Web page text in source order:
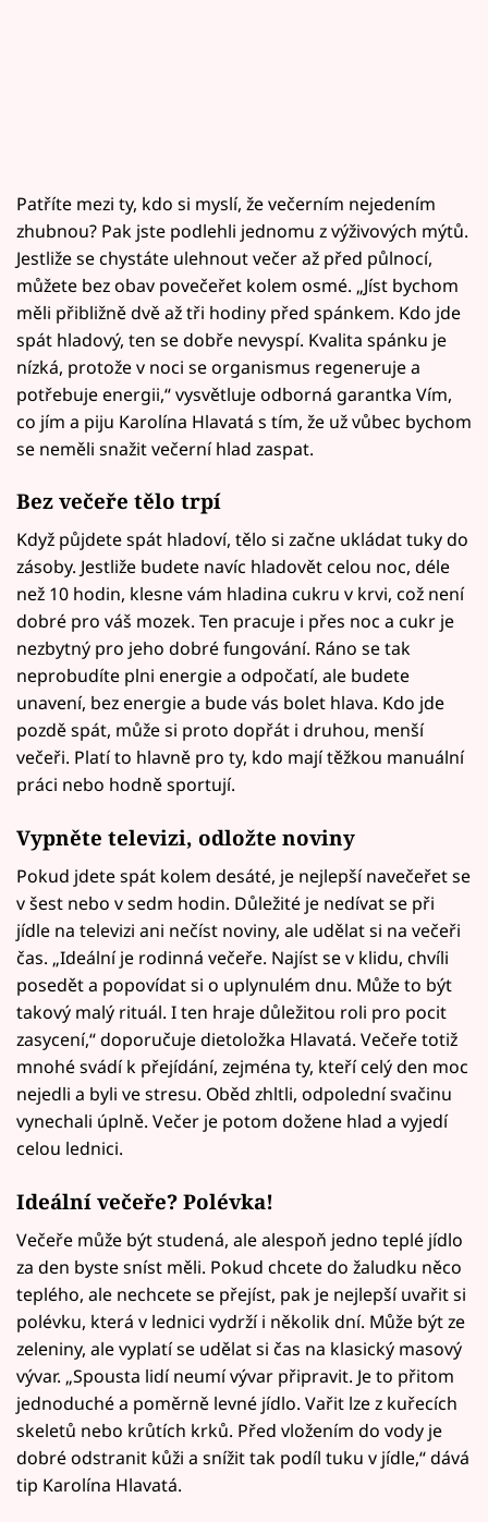
Patříte mezi ty, kdo si myslí, že večerním nejedením
zhubnou? Pak jste podlehli jednomu z výživových mýtů.
Jestliže se chystáte ulehnout večer až před půlnocí,
můžete bez obav povečeřet kolem osmé. „Jíst bychom
měli přibližně dvě až tři hodiny před spánkem. Kdo jde
spát hladový, ten se dobře nevyspí. Kvalita spánku je
nízká, protože v noci se organismus regeneruje a
potřebuje energii,“ vysvětluje odborná garantka Vím,
co jím a piju Karolína Hlavatá s tím, že už vůbec bychom
se neměli snažit večerní hlad zaspat.
Bez večeře tělo trpí
Když půjdete spát hladoví, tělo si začne ukládat tuky do
zásoby. Jestliže budete navíc hladovět celou noc, déle
než 10 hodin, klesne vám hladina cukru v krvi, což není
dobré pro váš mozek. Ten pracuje i přes noc a cukr je
nezbytný pro jeho dobré fungování. Ráno se tak
neprobudíte plni energie a odpočatí, ale budete
unavení, bez energie a bude vás bolet hlava. Kdo jde
pozdě spát, může si proto dopřát i druhou, menší
večeři. Platí to hlavně pro ty, kdo mají těžkou manuální
práci nebo hodně sportují.
Vypněte televizi, odložte noviny
Pokud jdete spát kolem desáté, je nejlepší navečeřet se
v šest nebo v sedm hodin. Důležité je nedívat se při
jídle na televizi ani nečíst noviny, ale udělat si na večeři
čas. „Ideální je rodinná večeře. Najíst se v klidu, chvíli
posedět a popovídat si o uplynulém dnu. Může to být
takový malý rituál. I ten hraje důležitou roli pro pocit
zasycení,“ doporučuje dietoložka Hlavatá. Večeře totiž
mnohé svádí k přejídání, zejména ty, kteří celý den moc
nejedli a byli ve stresu. Oběd zhltli, odpolední svačinu
vynechali úplně. Večer je potom dožene hlad a vyjedí
celou lednici.
Ideální večeře? Polévka!
Večeře může být studená, ale alespoň jedno teplé jídlo
za den byste sníst měli. Pokud chcete do žaludku něco
teplého, ale nechcete se přejíst, pak je nejlepší uvařit si
polévku, která v lednici vydrží i několik dní. Může být ze
zeleniny, ale vyplatí se udělat si čas na klasický masový
vývar. „Spousta lidí neumí vývar připravit. Je to přitom
jednoduché a poměrně levné jídlo. Vařit lze z kuřecích
skeletů nebo krůtích krků. Před vložením do vody je
dobré odstranit kůži a snížit tak podíl tuku v jídle,“ dává
tip Karolína Hlavatá.